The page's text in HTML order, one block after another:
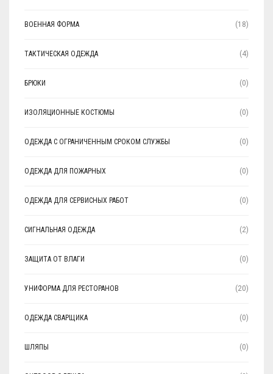
ВОЕННАЯ ФОРМА (18)
ТАКТИЧЕСКАЯ ОДЕЖДА (4)
БРЮКИ (0)
ИЗОЛЯЦИОННЫЕ КОСТЮМЫ (0)
ОДЕЖДА С ОГРАНИЧЕННЫМ СРОКОМ СЛУЖБЫ (0)
ОДЕЖДА ДЛЯ ПОЖАРНЫХ (0)
ОДЕЖДА ДЛЯ СЕРВИСНЫХ РАБОТ (0)
СИГНАЛЬНАЯ ОДЕЖДА (2)
ЗАЩИТА ОТ ВЛАГИ (0)
УНИФОРМА ДЛЯ РЕСТОРАНОВ (20)
ОДЕЖДА СВАРЩИКА (0)
ШЛЯПЫ (0)